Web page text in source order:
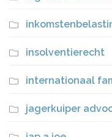
insolventierecht
internationaal
jagerkuiper